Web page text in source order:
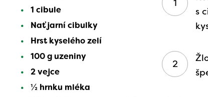
1 cibule
Nať jarní cibulky
Hrst kyselého zelí
100 g uzeniny
2 vejce
½ hrnku mléka
s